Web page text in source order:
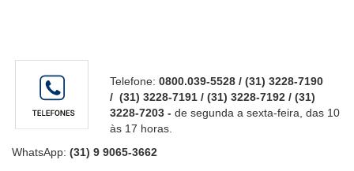
Telefone: 0800.039-5528 / (31) 3228-7190
/ (31) 3228-7191 / (31) 3228-7192 / (31)
3228-7203 - de segunda a sexta-feira, das 10
às 17 horas.
WhatsApp: (31) 9 9065-3662